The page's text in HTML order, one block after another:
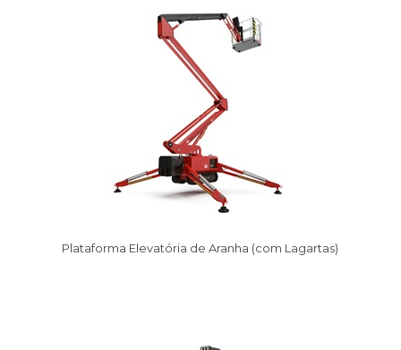
Plataforma Elevatória de Aranha (com Lagartas)